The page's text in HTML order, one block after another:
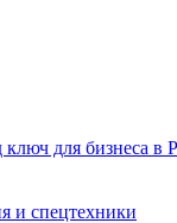
для бизнеса в
и спецтехники